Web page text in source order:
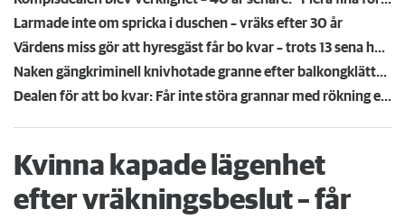
Larmade inte om spricka i duschen – vräks efter 30 år
Värdens miss gör att hyresgäst får bo kvar – trots 13 sena hyror
Naken gängkriminell knivhotade granne efter balkongklättring
Dealen för att bo kvar: Får inte störa grannar med rökning eller utsätta dem för brandfara
Kvinna kapade lägenhet
efter vräkningsbeslut – får